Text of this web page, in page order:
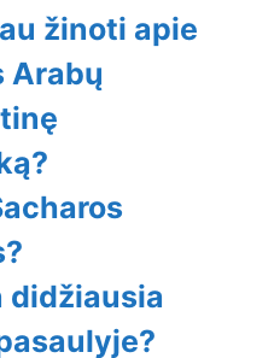
žinoti apie
Arabų
didžiausia